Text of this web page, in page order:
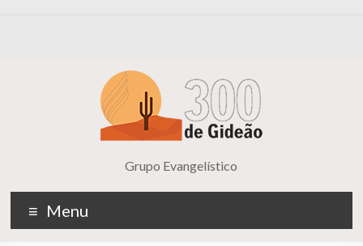
Grupo Evangelístico
Menu